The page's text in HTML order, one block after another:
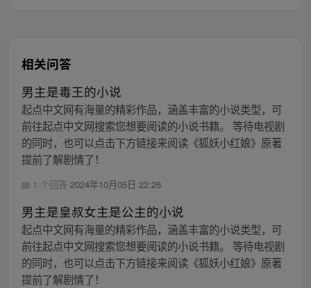
相关问答
男主是毒王的小说
起点中文网有海量的精彩作品，涵盖丰富的小说类型，可
前往起点中文网搜索您想要阅读的小说书籍。 等待电视剧
的同时，也可以点击下方链接来阅读《狐妖小红娘》原著
提前了解剧情了！
1 个回答 2024年10月05日 22:26
男主是皇叔女主是公主的小说
起点中文网有海量的精彩作品，涵盖丰富的小说类型，可
前往起点中文网搜索您想要阅读的小说书籍。 等待电视剧
的同时，也可以点击下方链接来阅读《狐妖小红娘》原著
提前了解剧情了！